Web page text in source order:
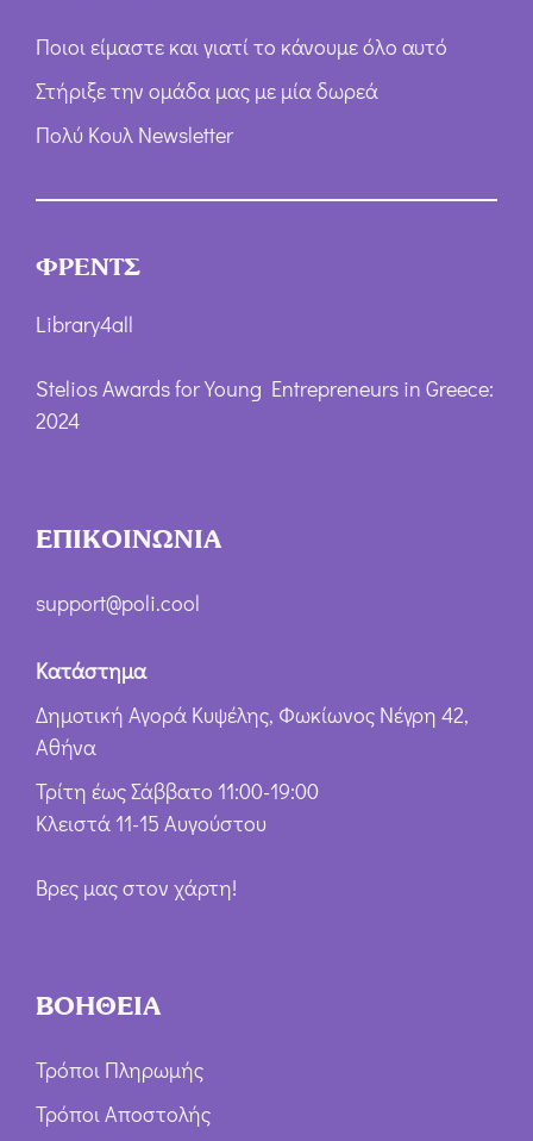
Ποιοι είμαστε και γιατί το κάνουμε όλο αυτό
Στήριξε την ομάδα μας με μία δωρεά
Πολύ Κουλ Newsletter
ΦΡΕΝΤΣ
Library4all
Stelios Awards for Young Entrepreneurs in Greece:
2024
ΕΠΙΚΟΙΝΩΝΙΑ
support@poli.cool
Κατάστημα
Δημοτική Αγορά Κυψέλης, Φωκίωνος Νέγρη 42,
Αθήνα
Τρίτη έως Σάββατο 11:00-19:00
Κλειστά 11-15 Αυγούστου
Βρες μας στον χάρτη!
ΒΟΗΘΕΙΑ
Τρόποι Πληρωμής
Τρόποι Αποστολής